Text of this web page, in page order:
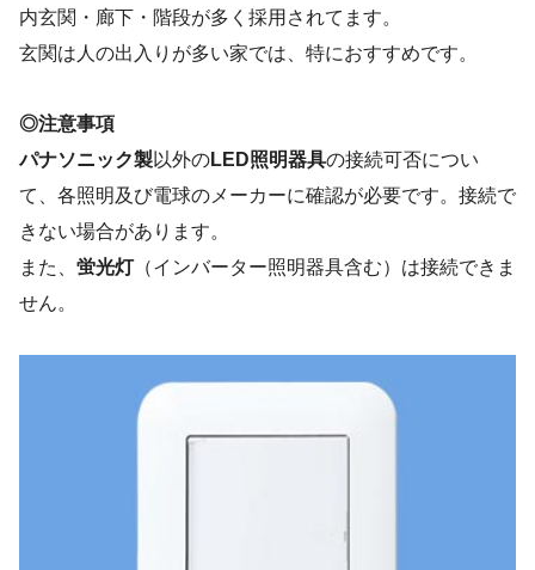
内玄関・廊下・階段が多く採用されてます。
玄関は人の出入りが多い家では、特におすすめです。
◎注意事項
パナソニック製以外のLED照明器具の接続可否につい
て、各照明及び電球のメーカーに確認が必要です。接続で
きない場合があります。
また、 蛍光灯（インバーター照明器具含む）は接続できま
せん。